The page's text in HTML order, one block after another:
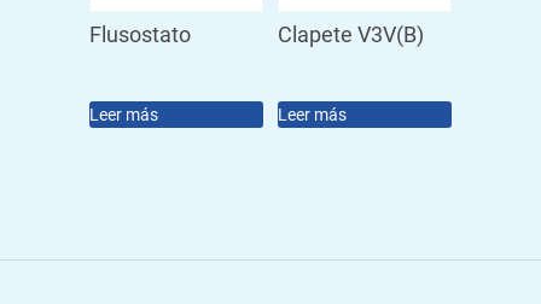
Flusostato
Leer más
Clapete V3V(B)
Leer más